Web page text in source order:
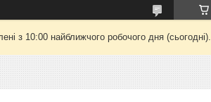
з 10:00 найближчого робочого дня (сьогодні).